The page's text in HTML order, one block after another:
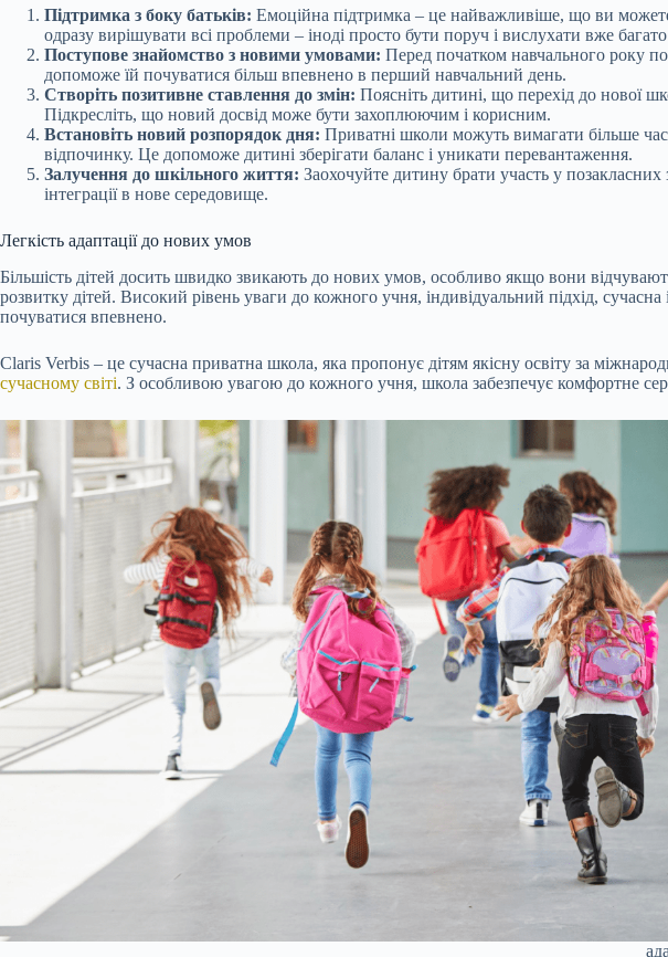
Підтримка з боку батьків: Емоційна підтримка – це найважливіше, що ви
одразу вирішувати всі проблеми – іноді просто бути поруч і вислухати вже
Поступове знайомство з новими умовами: Перед початком навчального року
допоможе їй почуватися більш впевнено в перший навчальний день.
Створіть позитивне ставлення до змін: Поясніть дитині, що перехід до нової
Підкресліть, що новий досвід може бути захоплюючим і корисним.
Встановіть новий розпорядок дня: Приватні школи можуть вимагати більше
відпочинку. Це допоможе дитині зберігати баланс і уникати перевантаження.
Залучення до шкільного життя: Заохочуйте дитину брати участь у
інтеграції в нове середовище.
Легкість адаптації до нових умов
Більшість дітей досить швидко звикають до нових умов, особливо якщо вони
розвитку дітей. Високий рівень уваги до кожного учня, індивідуальний підхід,
почуватися впевнено.
Claris Verbis – це сучасна приватна школа, яка пропонує дітям якісну освіту за
сучасному світі. З особливою увагою до кожного учня, школа забезпечує комфортне